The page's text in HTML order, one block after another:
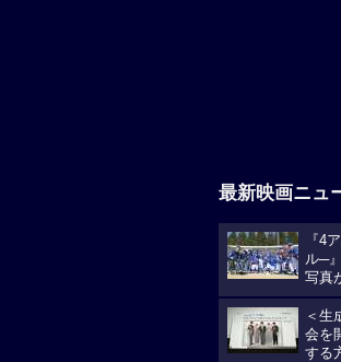
最新映画ニュ
『4
ル─
写真
＜生
会を
する